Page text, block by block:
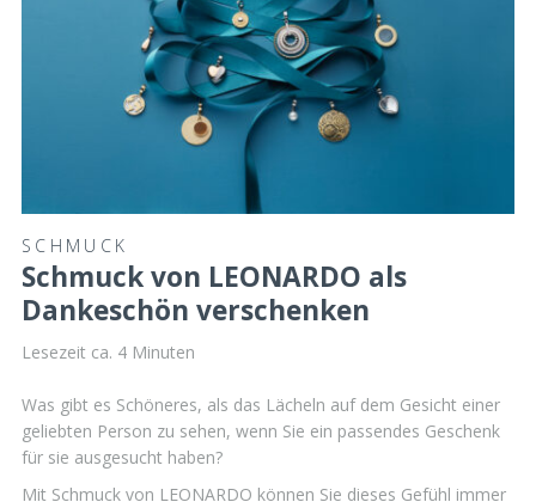
SCHMUCK
Schmuck von LEONARDO als
Dankeschön verschenken
Lesezeit ca. 4 Minuten
Was gibt es Schöneres, als das Lächeln auf dem Gesicht einer
geliebten Person zu sehen, wenn Sie ein passendes Geschenk
für sie ausgesucht haben?
Mit Schmuck von LEONARDO können Sie dieses Gefühl immer